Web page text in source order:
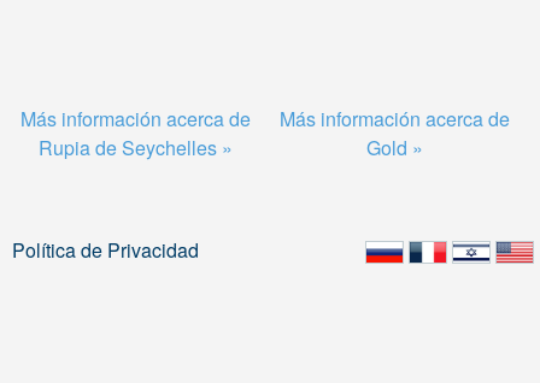
Más información acerca de
Rupia de Seychelles »
Más información acerca de
Gold »
Política de Privacidad